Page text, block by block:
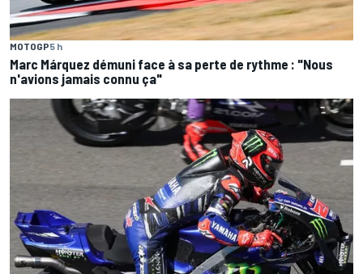
MOTOGP5 h
Marc Márquez démuni face à sa perte de rythme : "Nous
n'avions jamais connu ça"